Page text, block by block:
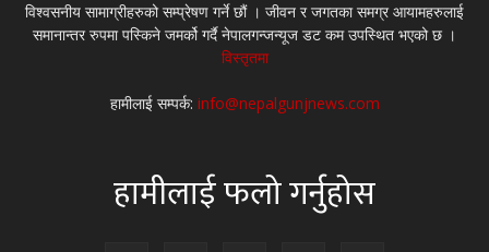
विश्वसनीय सामाग्रीहरुको सम्प्रेषण गर्ने छौं । जीवन र जगतका समग्र आयामहरुलाई
समानान्तर रुपमा पस्किने जमर्को गर्दै नेपालगन्जन्यूज डट कम उपस्थित भएको छ ।
विस्तृतमा
हामीलाई सम्पर्क: info@nepalgunjnews.com
हामीलाई फलो गर्नुहोस